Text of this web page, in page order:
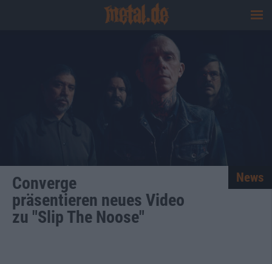
Converge
präsentieren neues Video
zu "Slip The Noose"
News